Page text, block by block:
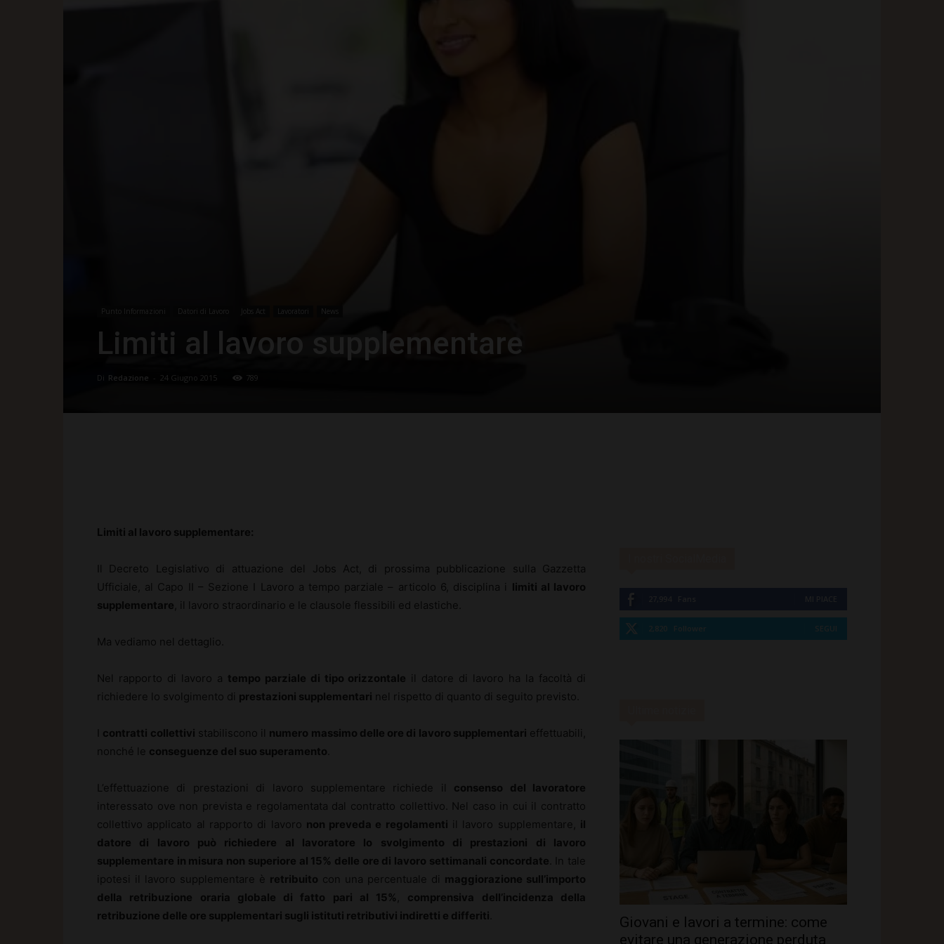
Punto Informazioni Datori di Lavoro Jobs Act Lavoratori News
Limiti al lavoro supplementare
Di Redazione 24 Giugno 2015 789
Limiti al lavoro supplementare:
Il Decreto Legislativo di attuazione del Jobs Act, di prossima pubblicazione sulla Gazzetta
Ufficiale, al Capo II – Sezione I Lavoro a tempo parziale – articolo 6, disciplina i limiti al lavoro
supplementare , il lavoro straordinario e le clausole flessibili ed elastiche.
Ma vediamo nel dettaglio.
Nel rapporto di lavoro a tempo parziale di tipo orizzontale il datore di lavoro ha la facoltà di
richiedere lo svolgimento di prestazioni supplementari nel rispetto di quanto di seguito previsto.
contratti collettivi stabiliscono il numero massimo delle ore di lavoro supplementari effettuabili,
nonché le conseguenze del suo superamento
L’effettuazione di prestazioni di lavoro supplementare richiede il consenso del lavoratore
interessato ove non prevista e regolamentata dal contratto collettivo. Nel caso in cui il contratto
collettivo applicato al rapporto di lavoro non preveda e regolamenti il lavoro supplementare, il
datore di lavoro può richiedere al lavoratore lo svolgimento di prestazioni di lavoro
supplementare in misura non superiore al 15% delle ore di lavoro settimanali concordate . In tale
ipotesi il lavoro supplementare è retribuito con una percentuale di maggiorazione sull’importo
della retribuzione oraria globale di fatto pari al 15%
comprensiva dell’incidenza della
retribuzione delle ore supplementari sugli istituti retributivi indiretti e differiti
2,820 Follower SEGUI
Giovani e lavori a termine: come
evitare una generazione perduta